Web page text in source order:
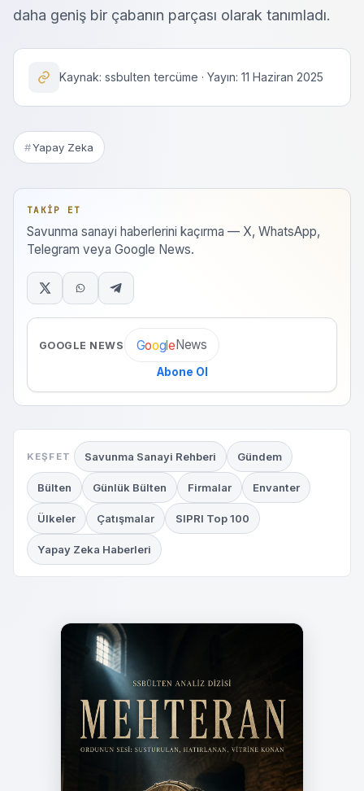
daha geniş bir çabanın parçası olarak tanımladı.
Kaynak: ssbulten tercüme · Yayın: 11 Haziran 2025
Yapay Zeka
TAKIP ET
Savunma sanayi haberlerini kaçırma — X, WhatsApp,
Telegram veya Google News.
GOOGLE NEWS GoogleNews
Abone Ol
KEŞFET Savunma Sanayi Rehberi Gündem
Bülten Günlük Bülten Firmalar Envanter
Ülkeler Çatışmalar SIPRI Top 100
Yapay Zeka Haberleri